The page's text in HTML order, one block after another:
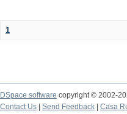
1
DSpace software copyright © 2002-
Contact Us
Send Feedback Casa